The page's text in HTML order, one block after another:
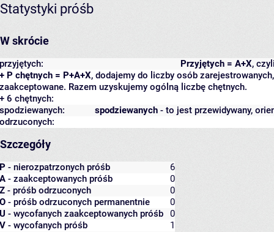
Statystyki próśb
W skrócie
Przyjętych = A+X,
przyjętych:
+ P chętnych = P+A+X, dodajemy do liczby osób
zaakceptowane. Razem uzyskujemy ogólną liczbę chętnych.
+ 6 chętnych:
spodziewanych - to jest przewidywany,
spodziewanych:
odrzuconych:
Szczegóły
P - nierozpatrzonych próśb
6
A - zaakceptowanych próśb
0
Z - próśb odrzuconych
0
O - próśb odrzuconych permanentnie
0
U - wycofanych zaakceptowanych próśb
0
V - wycofanych próśb
1